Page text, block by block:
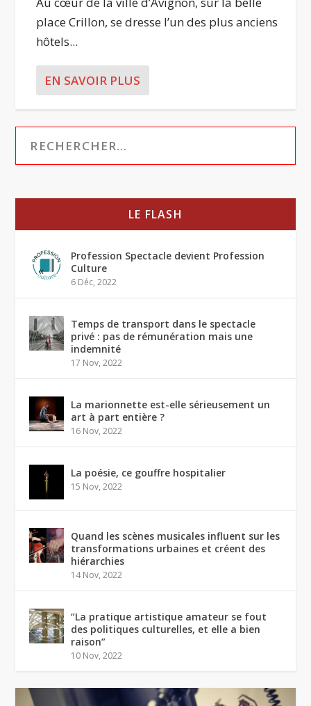
place Crillon, se dresse l’un des plus anciens
hôtels...
EN SAVOIR PLUS
LE FLASH
Profession Spectacle devient Profession
Culture
6 Déc, 2022
Temps de transport dans le spectacle
privé : pas de rémunération mais une
indemnité
17 Nov, 2022
La marionnette est-elle sérieusement un
art à part entière ?
16 Nov, 2022
La poésie, ce gouffre hospitalier
15 Nov, 2022
Quand les scènes musicales influent sur les
transformations urbaines et créent des
hiérarchies
14 Nov, 2022
“La pratique artistique amateur se fout
des politiques culturelles, et elle a bien
raison”
10 Nov, 2022